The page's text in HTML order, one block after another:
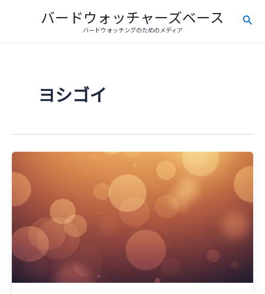
バードウォッチャーズベース
バードウォッチングのためのメディア
検
ヨシゴイ